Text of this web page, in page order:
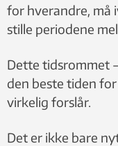
for hverandre, må
stille periodene
Dette tidsrommet
den beste tiden
virkelig forslår.
Det er ikke bare